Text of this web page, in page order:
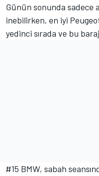
Günün sonunda sadece
inebilirken, en iyi
yedinci sırada ve bu
#15 BMW, sabah